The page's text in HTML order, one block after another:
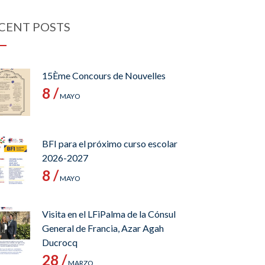
POSTS
15Ème Concours de Nouvelles
8 /MAYO
BFI para el próximo curso escolar
2026-2027
8 /MAYO
Visita en el LFiPalma de la Cónsul
General de Francia, Azar Agah
Ducrocq
28 /MARZO